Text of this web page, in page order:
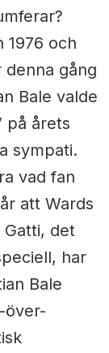
1976 och
gång
Bale valde
på årets
sympati.
vad fan
att Wards
det
har
Bale
över-